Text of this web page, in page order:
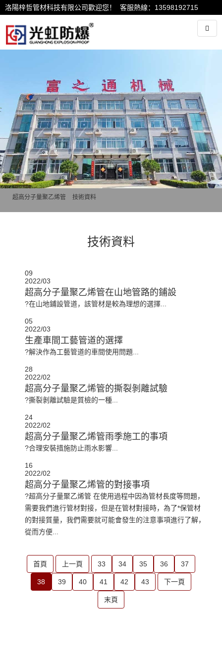
洛陽梓哲管材科技有限公司歡迎您！ 客服熱線：13598192715
超高分子量聚乙烯管 技術資料
技術資料
09
2022/03
超高分子量聚乙烯管在山地管路的鋪設
?在山地鋪設管道，該管材是較為理想的選擇...
05
2022/03
生產車間工藝管道的選擇
?解決作為工藝管道的車間使用問題...
28
2022/02
超高分子量聚乙烯管的撕裂剝離試驗
?撕裂剝離試驗是質檢的一種...
24
2022/02
超高分子量聚乙烯管雨季施工的事項
?合理安裝措施防止雨水影響...
16
2022/02
超高分子量聚乙烯管的對接事項
?超高分子量聚乙烯管 在使用過程中因為管材長度等問題，
需要我們進行管材對接，但是在管材對接時，為了*保管材
的對接質量，我們需要就可能會發生的注意事項進行了解，
從而方便...
首頁 上一頁 33 34 35 36 37
38 39 40 41 42 43 下一頁
末頁